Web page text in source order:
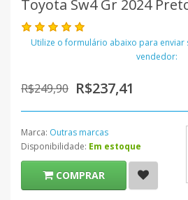
Toyota Sw4 Gr 2024
Utilize o formulário abaixo para
vendedor:
R$249,90 R$237,41
Marca: Outras marcas
Disponibilidade: Em estoque
COMPRAR